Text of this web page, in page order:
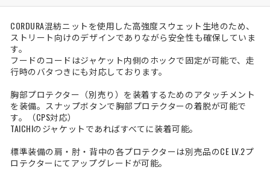
CORDURA混紡ニットを使用した高強度スウェット生地のため、
ストリート向けのデザインでありながら安全性も確保していま
す。
フードのコードはジャケット内側のホックで固定が可能で、走
行時のバタつきにも対応しております。
胸部プロテクター（別売り）を装着するためのアタッチメント
を装備。スナップボタンで胸部プロテクターの着脱が可能で
す。（CPS対応）
TAICHIのジャケットであればすべてに装着可能。
標準装備の肩・肘・背中の各プロテクターは別売品のCE LV.2プ
ロテクターにてアップグレードが可能。